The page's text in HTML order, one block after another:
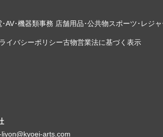
･AV･機器類事務 店舗用品･公共物スポーツ･レジ
イバシーポリシー古物営業法に基づく表示
arts.com